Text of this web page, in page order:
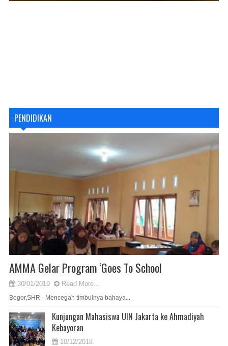
PENDIDIKAN
AMMA Gelar Program ‘Goes To School
30/01/2019 Read More...
Bogor,SHR - Mencegah timbulnya bahaya...
Kunjungan Mahasiswa UIN Jakarta ke Ahmadiyah
Kebayoran
10/12/2018